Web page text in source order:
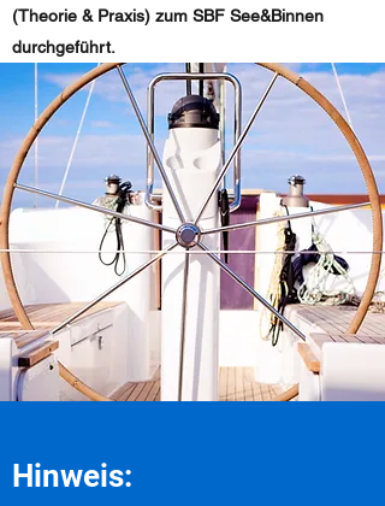
(Theorie & Praxis) zum SBF See&Binnen
durchgeführt.
Hinweis: